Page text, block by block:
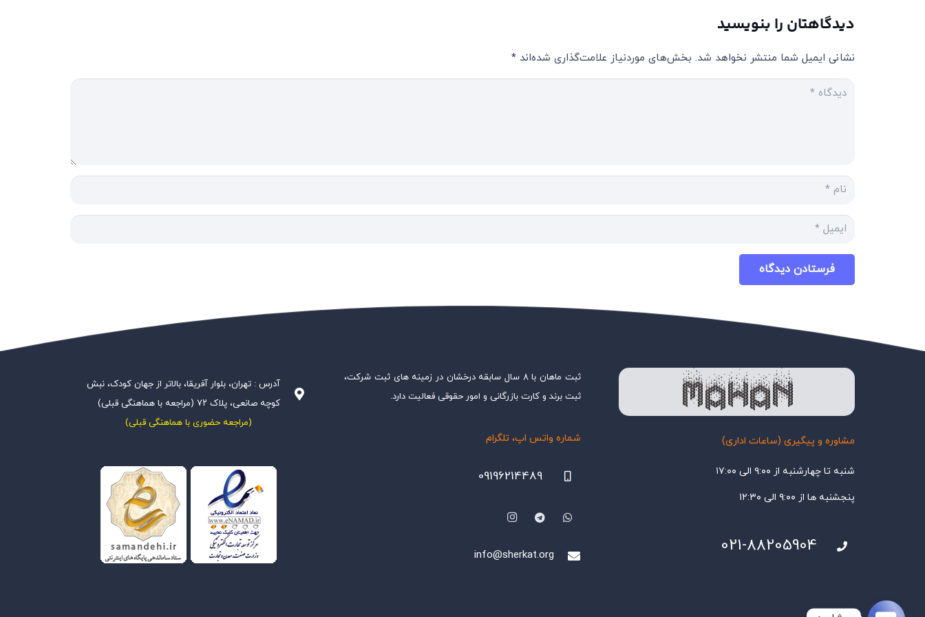
دیدگاهتان را بنویسید
نشانی ایمیل شما منتشر نخواهد شد. بخش‌های موردنیاز علامت‌گذاری شده‌اند *
فرستادن دیدگاه
مشاوره و پیگیری (ساعات اداری)
شنبه تا چهارشنبه از ۹:۰۰ الی ۱۷:۰۰
پنجشنبه ها از ۹:۰۰ الی ۱۲:۳۰
021-88205904
ثبت ماهان با ۸ سال سابقه درخشان در زمینه های ثبت شرکت،
ثبت برند و کارت بازرگانی و امور حقوقی فعالیت دارد.
شماره واتس اپ، تلگرام
09196214489
info@sherkat.org
آدرس : تهران، بلوار آفریقا، بالاتر از جهان کودک، نبش
کوچه صانعی، پلاک ۷۲ (مراجعه با هماهنگی قبلی)
(مراجعه حضوری با هماهنگی قبلی)